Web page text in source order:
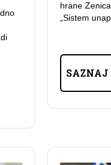
hrane
„Sistem
SAZNAJ